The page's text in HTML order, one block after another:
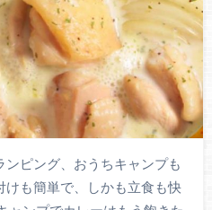
ピング、おうちキャンプも
も簡単で、しかも立食も快